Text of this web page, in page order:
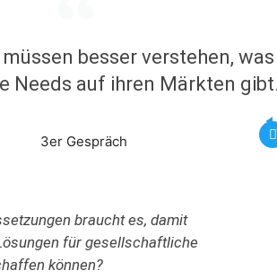
besser verstehen, was
Needs auf ihren Märkten
braucht es, damit
für gesellschaftliche
können?